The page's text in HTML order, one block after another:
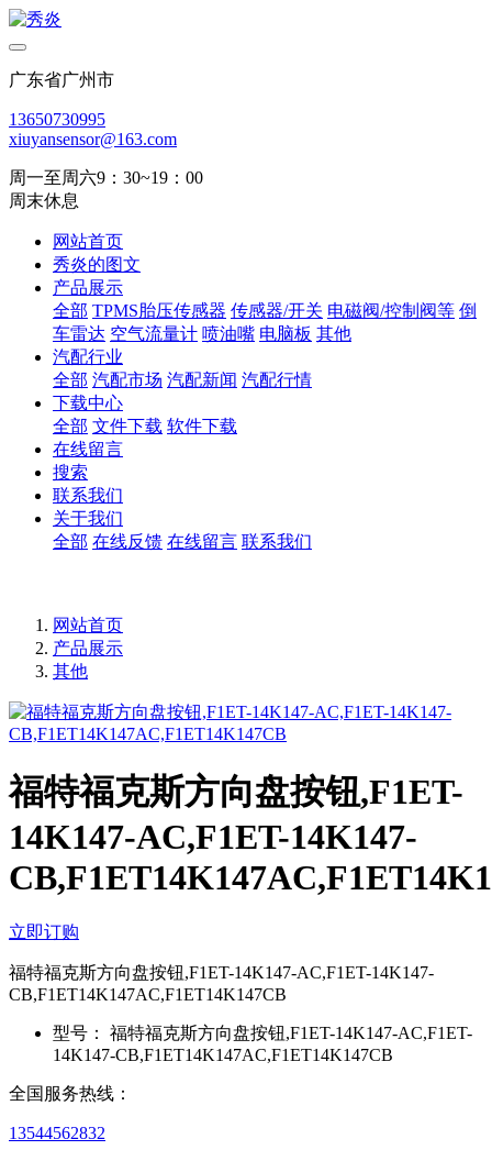
广东省广州市
13650730995
xiuyansensor@163.com
周一至周六9：30~19：00
周末休息
网站首页
秀炎的图文
产品展示
全部 TPMS胎压传感器 传感器/开关 电磁阀/控制阀等 倒
车雷达 空气流量计 喷油嘴 电脑板 其他
汽配行业
全部 汽配市场 汽配新闻 汽配行情
下载中心
全部 文件下载 软件下载
在线留言
搜索
联系我们
关于我们
全部 在线反馈 在线留言 联系我们
网站首页
产品展示
其他
福特福克斯方向盘按钮,F1ET-
14K147-AC,F1ET-14K147-
立即订购
福特福克斯方向盘按钮,F1ET-14K147-AC,F1ET-14K147-
CB,F1ET14K147AC,F1ET14K147CB
型号：
福特福克斯方向盘按钮,F1ET-14K147-AC,F1ET-
14K147-CB,F1ET14K147AC,F1ET14K147CB
全国服务热线：
13544562832